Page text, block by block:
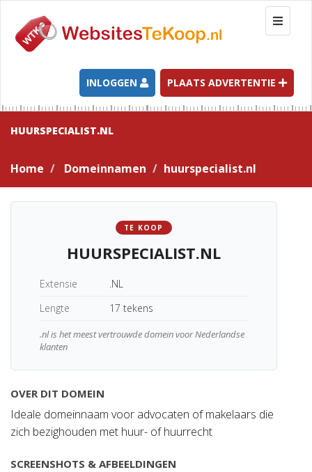
T
o
g
l
e
n
a
t
INLOGGEN PLAATS ADVERTENTIE
HUURSPECIALIST.NL
Home Domeinnamen huurspecialist.nl
TE KOOP
HUURSPECIALIST.NL
Extensie
.NL
Lengte
17 tekens
.nl is het meest vertrouwde domein voor Nederlandse
klanten
OVER DIT DOMEIN
Ideale domeinnaam voor advocaten of makelaars die
zich bezighouden met huur- of huurrecht
SCREENSHOTS & AFBEELDINGEN